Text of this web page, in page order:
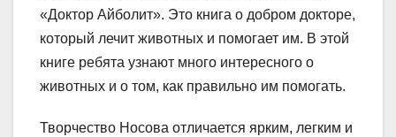
«Доктор Айболит». Это книга о добром докторе,
который лечит животных и помогает им. В этой
книге ребята узнают много интересного о
животных и о том, как правильно им помогать.
Творчество Носова отличается ярким, легким и